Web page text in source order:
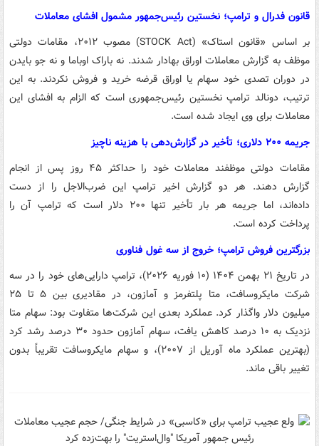
قانون فدرال و ترامپ؛ نخستین رئیس‌جمهور مشمول افشای معاملات
بر اساس «قانون استاک» (STOCK Act) مصوب ۲۰۱۲، مقامات دولتی
موظف به گزارش معاملات اوراق بهادار شدند. نه باراک اوباما و نه جو بایدن
در دوران تصدی خود سهام یا اوراق قرضه خرید و فروش نکردند. به این
ترتیب، دونالد ترامپ نخستین رئیس‌جمهوری است که الزام به افشای این
معاملات برای وی ایجاد شده است.
جریمه ۲۰۰ دلاری؛ تأخیر در گزارش‌دهی با هزینه ناچیز
مقامات دولتی موظفند معاملات خود را حداکثر ۴۵ روز پس از انجام
گزارش دهند. هر دو گزارش اخیر ترامپ این ضرب‌الاجل را از دست
داده‌اند، اما جریمه هر بار تأخیر تنها ۲۰۰ دلار است که ترامپ آن را
پرداخت کرده است.
بزرگترین فروش ترامپ؛ خروج از سه غول فناوری
در تاریخ ۲۱ بهمن ۱۴۰۴ (۱۰ فوریه ۲۰۲۶)، ترامپ دارایی‌های خود را در سه
شرکت مایکروسافت، متا پلتفرمز و آمازون، در مقادیری بین ۵ تا ۲۵
میلیون دلار واگذار کرد. عملکرد بعدی این شرکت‌ها متفاوت بود: سهام متا
نزدیک به ۱۰ درصد کاهش یافت، سهام آمازون حدود ۳۰ درصد رشد کرد
(بهترین عملکرد ماه آوریل از ۲۰۰۷)، و سهام مایکروسافت تقریباً بدون
تغییر باقی ماند.